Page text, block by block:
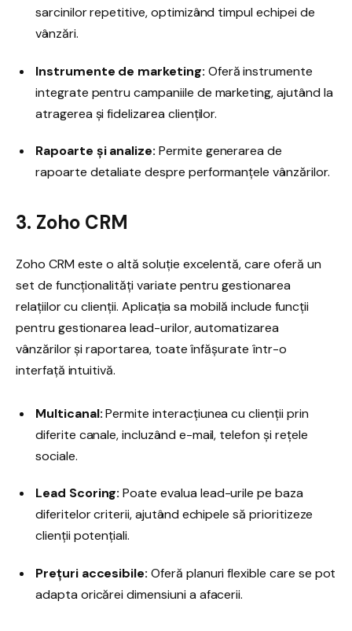
sarcinilor repetitive, optimizând timpul echipei de
vânzări.
Instrumente de marketing: Oferă instrumente
integrate pentru campaniile de marketing, ajutând la
atragerea și fidelizarea clienților.
Rapoarte și analize: Permite generarea de
rapoarte detaliate despre performanțele vânzărilor.
3. Zoho CRM
Zoho CRM este o altă soluție excelentă, care oferă un
set de funcționalități variate pentru gestionarea
relațiilor cu clienții. Aplicația sa mobilă include funcții
pentru gestionarea lead-urilor, automatizarea
vânzărilor și raportarea, toate înfășurate într-o
interfață intuitivă.
Multicanal:Permite interacțiunea cu clienții prin
diferite canale, incluzând e-mail, telefon și rețele
sociale.
Lead Scoring: Poate evalua lead-urile pe baza
diferitelor criterii, ajutând echipele să prioritizeze
clienții potențiali.
Prețuri accesibile: Oferă planuri flexible care se pot
adapta oricărei dimensiuni a afacerii.